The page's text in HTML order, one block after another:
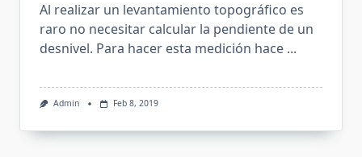
Al realizar un levantamiento topográfico es
raro no necesitar calcular la pendiente de un
desnivel. Para hacer esta medición hace ...
Admin Feb 8, 2019